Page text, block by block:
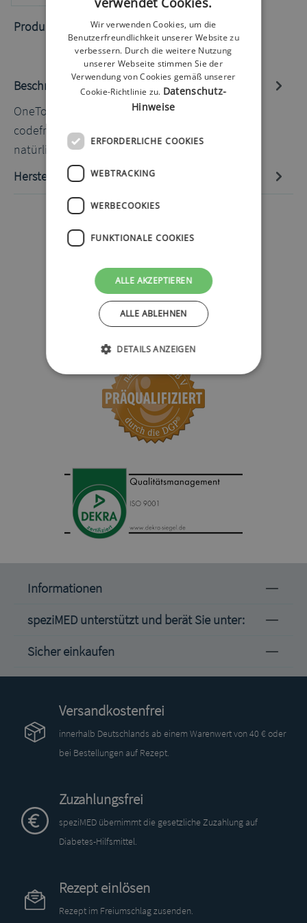
Produktnummer:50020311.2
Beschreibung
OneTouch Select Plus Blutzucker-TS 50 Stück Die
codefreien Teststreifen berücksichtigen die
natürlichen Sch…Mehr
Hersteller-Informationen
Informationen
speziMED unterstützt und berät Sie unter:
Sicher einkaufen
Versandkostenfrei
innerhalb Deutschlands ab einem Warenwert von 40 € oder
bei Bestellungen auf Rezept.
Zuzahlungsfrei
speziMED übernimmt die gesetzliche Zuzahlung auf
Diabetes-Hilfsmittel.
Rezept einlösen
Rezept im Freiumschlag zusenden.
Wir verwenden Cookies, um die
Benutzerfreundlichkeit unserer Website zu
verbessern. Durch die weitere Nutzung
unserer Webseite stimmen Sie der
Verwendung von Cookies gemäß unserer
Cookie-Richtlinie zu. Datenschutz-
Hinweise
ERFORDERLICHE COOKIES
WEBTRACKING
WERBECOOKIES
FUNKTIONALE COOKIES
ALLE AKZEPTIEREN
ALLE ABLEHNEN
DETAILS ANZEIGEN